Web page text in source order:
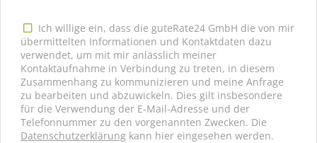
Ich willige ein, dass die guteRate24 GmbH die von mir
übermittelten Informationen und Kontaktdaten dazu
verwendet, um mit mir anlässlich meiner
Kontaktaufnahme in Verbindung zu treten, in diesem
Zusammenhang zu kommunizieren und meine Anfrage
zu bearbeiten und abzuwickeln. Dies gilt insbesondere
für die Verwendung der E-Mail-Adresse und der
Telefonnummer zu den vorgenannten Zwecken. Die
Datenschutzerklärung kann hier eingesehen werden.